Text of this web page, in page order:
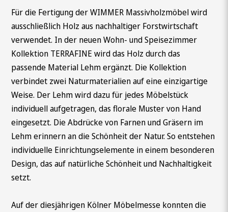
Für die Fertigung der WIMMER Massivholzmöbel wird
ausschließlich Holz aus nachhaltiger Forstwirtschaft
verwendet. In der neuen Wohn- und Speisezimmer
Kollektion TERRAFINE wird das Holz durch das
passende Material Lehm ergänzt. Die Kollektion
verbindet zwei Naturmaterialien auf eine einzigartige
Weise. Der Lehm wird dazu für jedes Möbelstück
individuell aufgetragen, das florale Muster von Hand
eingesetzt. Die Abdrücke von Farnen und Gräsern im
Lehm erinnern an die Schönheit der Natur. So entstehen
individuelle Einrichtungselemente in einem besonderen
Design, das auf natürliche Schönheit und Nachhaltigkeit
setzt.
Auf der diesjährigen Kölner Möbelmesse konnten die